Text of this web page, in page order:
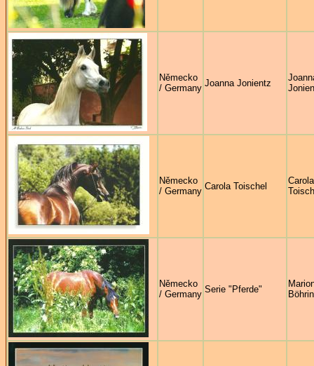
Německo
/ Germany Joanna Jonientz
Německo
/ Germany Carola Toischel
Carola
Německo
/ Germany Serie "Pferde"